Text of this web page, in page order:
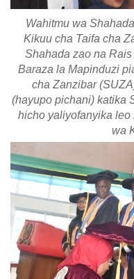
Wahitmu wa
Kikuu cha Taifa cha
Shahada zao na
Baraza la Mapinduzi
cha Zanzibar
(hayupo pichani) katika
hicho yaliyofanyika leo
wa